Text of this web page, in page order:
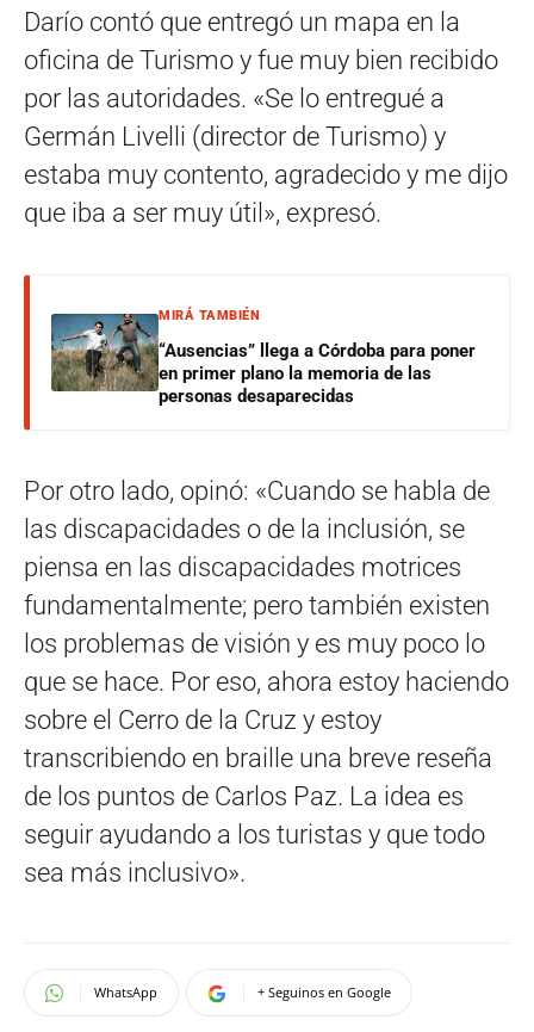
Darío contó que entregó un mapa en la
oficina de Turismo y fue muy bien recibido
por las autoridades. «Se lo entregué a
Germán Livelli (director de Turismo) y
estaba muy contento, agradecido y me dijo
que iba a ser muy útil», expresó.
MIRÁ TAMBIÉN
“Ausencias” llega a Córdoba para poner
en primer plano la memoria de las
personas desaparecidas
Por otro lado, opinó: «Cuando se habla de
las discapacidades o de la inclusión, se
piensa en las discapacidades motrices
fundamentalmente; pero también existen
los problemas de visión y es muy poco lo
que se hace. Por eso, ahora estoy haciendo
sobre el Cerro de la Cruz y estoy
transcribiendo en braille una breve reseña
de los puntos de Carlos Paz. La idea es
seguir ayudando a los turistas y que todo
sea más inclusivo».
WhatsApp + Seguinos en Google